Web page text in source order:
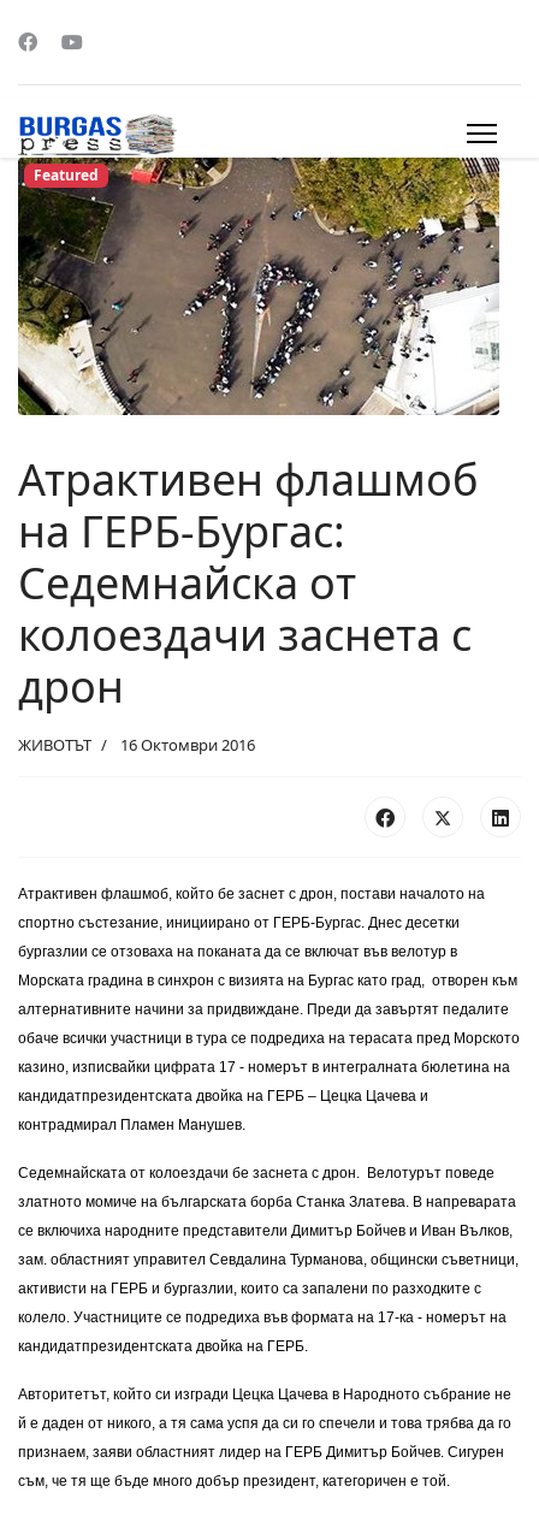
Featured
Атрактивен флашмоб
на ГЕРБ-Бургас:
Седемнайска от
колоездачи заснета с
дрон
ЖИВОТЪТ 16 Октомври 2016
Атрактивен флашмоб, който бе заснет с дрон, постави началото на
спортно състезание, инициирано от ГЕРБ-Бургас. Днес десетки
бургазлии се отзоваха на поканата да се включат във вeлотур в
Морската градина в синхрон с визията на Бургас като град, отворен към
алтернативните начини за придвиждане. Преди да завъртят педалите
обаче всички участници в тура се подредиха на терасата пред Морското
казино, изписвайки цифрата 17 - номерът в интегралната бюлетина на
кандидатпрезидентската двойка на ГЕРБ – Цецка Цачева и
контрадмирал Пламен Манушев.
Седемнайската от колоездачи бе заснета с дрон. Велотурът поведе
златното момиче на българската борба Станка Златева. В напреварата
се включиха народните представители Димитър Бойчев и Иван Вълков,
зам. областният управител Севдалина Турманова, общински съветници,
активисти на ГЕРБ и бургазлии, които са запалени по разходките с
колело. Участниците се подредиха във формата на 17-ка - номерът на
кандидатпрезидентската двойка на ГЕРБ.
Авторитетът, който си изгради Цецка Цачева в Народното събрание не
й е даден от никого, а тя сама успя да си го спечели и това трябва да го
признаем, заяви областният лидер на ГЕРБ Димитър Бойчев. Сигурен
съм, че тя ще бъде много добър президент, категоричен е той.